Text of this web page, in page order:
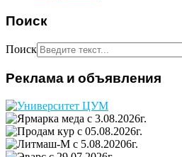
Поиск
Поиск
Реклама и объявления